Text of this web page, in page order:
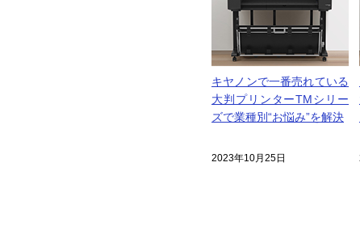
キヤノンで一番売れている
大判プリンターTMシリー
ズで業種別“お悩み”を解決
2023年10月25日